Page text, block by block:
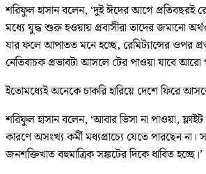
শরিফুল হাসান বলেন, ‘দুই ঈদের আগে প্রতিবছরই
মধ্যে যুদ্ধ শুরু হওয়ায় প্রবাসীরা তাদের জমানো
যার ফলে আপাতত মনে হচ্ছে, রেমিট্যান্সের ওপর
নেতিবাচক প্রভাবটা আসলে টের পাওয়া যাবে আরো
ইতোমধ্যেই অনেকে চাকরি হারিয়ে দেশে ফিরে
শরিফুল হাসান বলেন, ‘আবার ভিসা না পাওয়া, ফ্লাইট
কারণে অসংখ্য কর্মী মধ্যপ্রাচ্যে যেতে পারছেন
জনশক্তিখাত বহুমাত্রিক সঙ্কটের দিকে ধাবিত হচ্ছে।’